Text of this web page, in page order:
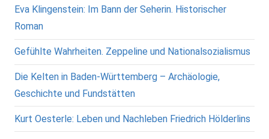
Eva Klingenstein: Im Bann der Seherin. Historischer
Roman
Gefühlte Wahrheiten. Zeppeline und Nationalsozialismus
Die Kelten in Baden-Württemberg – Archäologie,
Geschichte und Fundstätten
Kurt Oesterle: Leben und Nachleben Friedrich Hölderlins